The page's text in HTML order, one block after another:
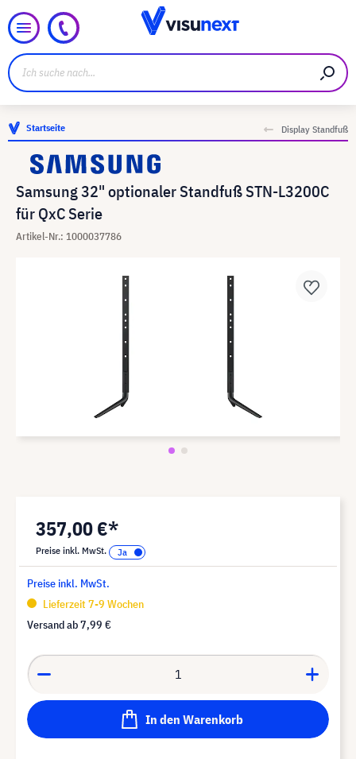
Startseite Display Standfuß
Samsung 32" optionaler Standfuß STN-L3200C
für QxC Serie
Artikel-Nr.: 1000037786
357,00 €*
Preise inkl. MwSt.
Preise inkl. MwSt.
Lieferzeit 7-9 Wochen
Versand ab7,99 €
In den Warenkorb